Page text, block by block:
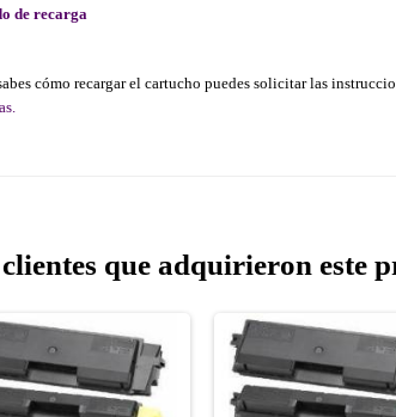
de recarga
cómo recargar el cartucho puedes solicitar las
que adquirieron este